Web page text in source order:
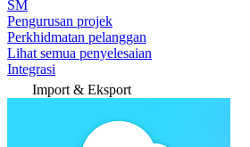
SM
Pengurusan projek
Perkhidmatan pelanggan
Lihat semua penyelesaian
Integrasi
Import & Eksport